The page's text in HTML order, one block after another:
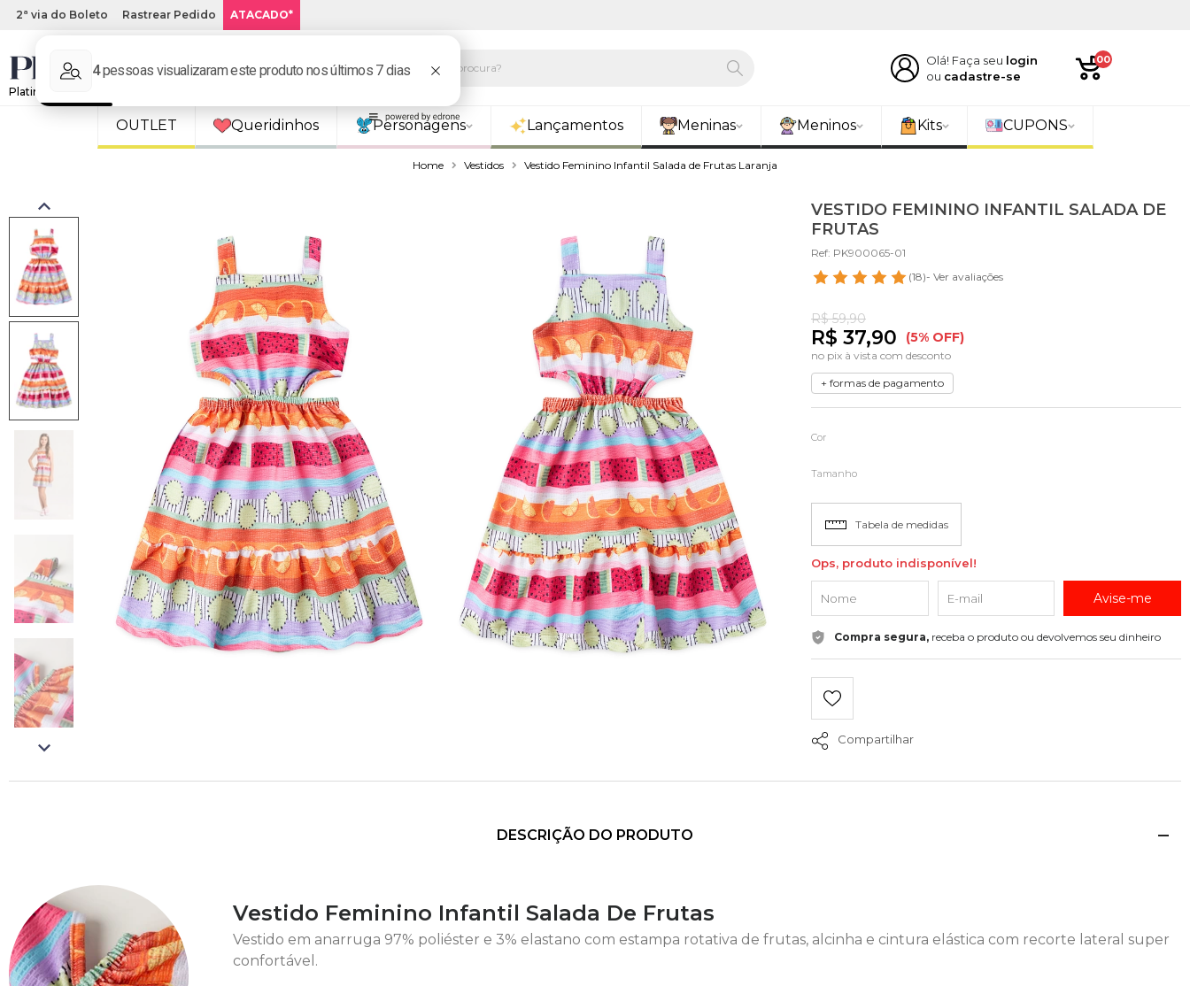
2ª via do Boleto Rastrear Pedido ATACADO*
Platinum Kids: Loja de roupa infantil online.
Olá! Faça seu login
ou cadastre-se
00
OUTLET Queridinhos Personagens Lançamentos Meninas Meninos Kits CUPONS
Home Vestidos Vestido Feminino Infantil Salada de Frutas Laranja
VESTIDO FEMININO INFANTIL SALADA DE
FRUTAS
Ref: PK900065-01
(18)- Ver avaliações
R$ 59,90
R$ 37,90 (5% OFF)
no pix à vista com desconto
+ formas de pagamento
Cor
Tamanho
Tabela de medidas
Ops, produto indisponível!
Avise-me
Compra segura, receba o produto ou devolvemos seu dinheiro
Compartilhar
DESCRIÇÃO DO PRODUTO
Vestido Feminino Infantil Salada De Frutas
Vestido em anarruga 97% poliéster e 3% elastano com estampa rotativa de frutas, alcinha e cintura elástica com recorte lateral super
confortável.